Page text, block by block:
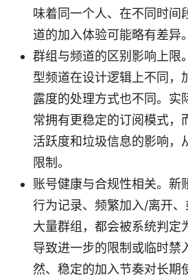
味着同一个人、在不同时间
道的加入体验可能略有差异。
群组与频道的区别影响上限
型频道在设计逻辑上不同，
露度的处理方式也不同。实
常拥有更稳定的订阅模式，
活跃度和垃圾信息的影响
限制。
账号健康与合规性相关。新
行为记录、频繁加入/离开
大量群组，都会被系统判定
导致进一步的限制或临时禁
然、稳定的加入节奏对长期